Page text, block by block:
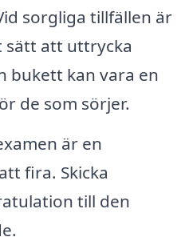
sorgliga tillfällen är
att uttrycka
bukett kan vara en
de som sörjer.
är en
fira. Skicka
till den